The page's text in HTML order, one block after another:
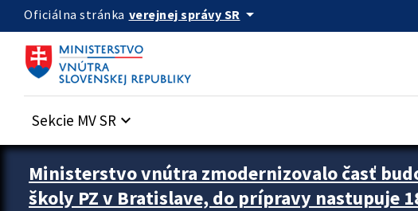
Preskocit na hlavný obsah
Oficiálna stránka verejnej správy SR arrow_drop_down
Sekcie MV SR keyboard_arrow_down
Ministerstvo vnútra zmodernizovalo časť
školy PZ v Bratislave, do prípravy nastupuje